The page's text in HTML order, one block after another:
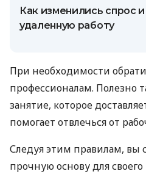
Как изменились спрос
удаленную работу
При необходимости
профессионалам. Полезно
занятие, которое
помогает отвлечься от
Следуя этим правилам, вы
прочную основу для